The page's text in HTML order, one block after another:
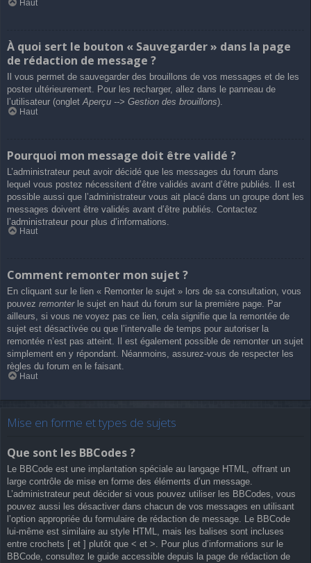
Haut
À quoi sert le bouton « Sauvegarder » dans la page
de rédaction de message ?
Il vous permet de sauvegarder des brouillons de vos messages et de les
poster ultérieurement. Pour les recharger, allez dans le panneau de
l’utilisateur (ongletAperçu --> Gestion des brouillons).
Haut
Pourquoi mon message doit être validé ?
L’administrateur peut avoir décidé que les messages du forum dans
lequel vous postez nécessitent d’être validés avant d’être publiés. Il est
possible aussi que l’administrateur vous ait placé dans un groupe dont les
messages doivent être validés avant d’être publiés. Contactez
l’administrateur pour plus d’informations.
Haut
Comment remonter mon sujet ?
En cliquant sur le lien « Remonter le sujet » lors de sa consultation, vous
pouvez remonterle sujet en haut du forum sur la première page. Par
ailleurs, si vous ne voyez pas ce lien, cela signifie que la remontée de
sujet est désactivée ou que l’intervalle de temps pour autoriser la
remontée n’est pas atteint. Il est également possible de remonter un sujet
simplement en y répondant. Néanmoins, assurez-vous de respecter les
règles du forum en le faisant.
Haut
Mise en forme et types de sujets
Que sont les BBCodes ?
Le BBCode est une implantation spéciale au langage HTML, offrant un
large contrôle de mise en forme des éléments d’un message.
L’administrateur peut décider si vous pouvez utiliser les BBCodes, vous
pouvez aussi les désactiver dans chacun de vos messages en utilisant
l’option appropriée du formulaire de rédaction de message. Le BBCode
lui-même est similaire au style HTML, mais les balises sont incluses
entre crochets [ et ] plutôt que < et >. Pour plus d’informations sur le
BBCode, consultez le guide accessible depuis la page de rédaction de